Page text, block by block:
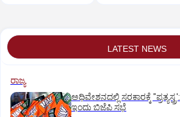
LATEST NEWS
ರಾಜ್ಯ
ಅಧಿವೇಶನದಲ್ಲಿ ಸರಕಾರಕ್ಕೆ "ಪ್ರತ್ಯಸ್ತ್ರ':
ಇಂದು ಬಿಜೆಪಿ ಸಭೆ